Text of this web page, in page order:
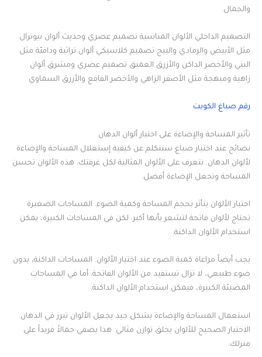
والجمال.
التصميم الداخلي الألوان المناسبة تصميم عصري وحديث ألوان نيوترال
مثل الأبيض والرمادي والبيج تصميم كلاسيكي ألوان تراثية ودافئة مثل
البني والأخضر الداكن والأزرق العميق تصميم عصري ومشرق ألوان
زاهية ومبهجة مثل الأصفر الزاهي والأخضر الفاقع والأزرق السماوي
رقم صباغ الكويت
تأثير المساحة والإضاءة على اختيار ألوان الدهان
نصائح عند اختيار صباغ سنتكلم عن كيفية إستغلال المساحة والإضاءة
لألوان الدهان. نتعرف على الألوان المثالية لكل غرفتك. هذه الألوان تحسن
المساحة وتجعل الإضاءة أفضل.
اختيار الألوان يتأثر بحجم المساحة وكمية الضوء. المساحات الصغيرة
تحتاج لألوان فاتحة لتشعر بأنها أكبر. لكن في المساحات الكبيرة، يمكن
استخدام الألوان الداكنة.
يجب أيضاً مراعاة كمية الضوء عند اختيار الألوان. المساحات الداكنة، بدون
ضوء طبيعي، لا تزال تستفيد من الألوان الفاتحة. أما في المساحات
المضيئة الكبيرة، فيمكن استخدام الألوان الداكنة.
استعمال المساحة والإضاءة بشكل جيد يجعل الألوان تبرز في الدهان.
الاختيار الصحيح للألوان يخلق توازن مثالي. هذا يضفي جمالاً فريداً على
منزلك.